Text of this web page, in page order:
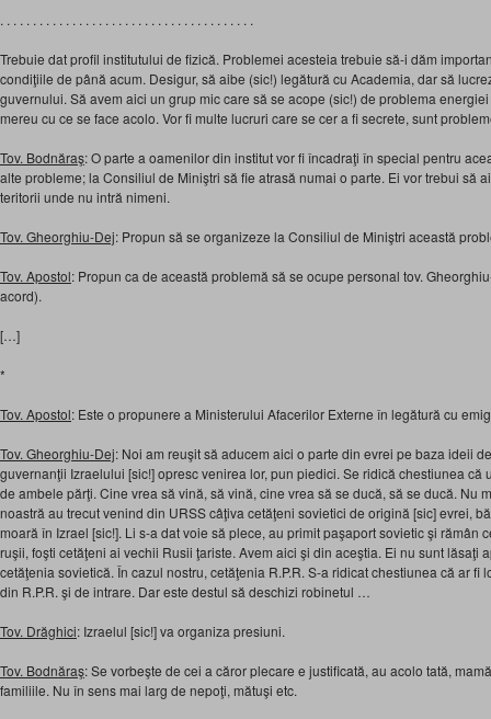
. . . . . . . . . . . . . . . . . . . . . . . . . . . . . . . . . . . . . . .
Trebuie dat profil institutului de fizică. Problemei acesteia trebuie să-i dăm
condiţiile de până acum. Desigur, să aibe (sic!) legătură cu Academia, dar să
guvernului. Să avem aici un grup mic care să se acope (sic!) de problema
mereu cu ce se face acolo. Vor fi multe lucruri care se cer a fi secrete, sunt
Tov. Bodnăraş: O parte a oamenilor din institut vor fi încadraţi în special pentru
alte probleme; la Consiliul de Miniştri să fie atrasă numai o parte. Ei vor trebui să
teritorii unde nu intră nimeni.
Tov. Gheorghiu-Dej: Propun să se organizeze la Consiliul de Miniştri această
Tov. Apostol: Propun ca de această problemă să se ocupe personal tov.
acord).
[…]
*
Tov. Apostol: Este o propunere a Ministerului Afacerilor Externe în legătură cu
Tov. Gheorghiu-Dej: Noi am reuşit să aducem aici o parte din evrei pe baza ideii
guvernanţii Izraelului [sic!] opresc venirea lor, pun piedici. Se ridică chestiunea că
de ambele părţi. Cine vrea să vină, să vină, cine vrea să se ducă, să se ducă. Nu
noastră au trecut venind din URSS câţiva cetăţeni sovietici de origină [sic] evrei,
moară în Izrael [sic!]. Li s-a dat voie să plece, au primit paşaport sovietic şi rămân
ruşii, foşti cetăţeni ai vechii Rusii ţariste. Avem aici şi din aceştia. Ei nu sunt lăsaţi
cetăţenia sovietică. În cazul nostru, cetăţenia R.P.R. S-a ridicat chestiunea că ar fi
din R.P.R. şi de intrare. Dar este destul să deschizi robinetul …
Tov. Drăghici: Izraelul [sic!] va organiza presiuni.
Tov. Bodnăraş: Se vorbeşte de cei a căror plecare e justificată, au acolo tată,
familiile. Nu în sens mai larg de nepoţi, mătuşi etc.